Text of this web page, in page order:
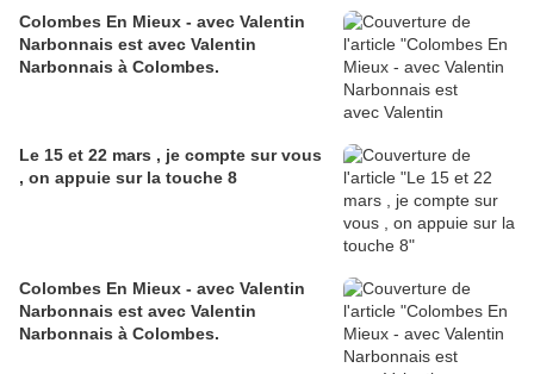
Colombes En Mieux - avec Valentin
Narbonnais est avec Valentin
Narbonnais à Colombes.
Le 15 et 22 mars , je compte sur vous
, on appuie sur la touche 8
Colombes En Mieux - avec Valentin
Narbonnais est avec Valentin
Narbonnais à Colombes.